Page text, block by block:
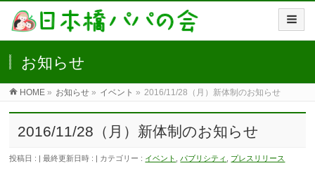
お知らせ
HOME » お知らせ » イベント » 2016/11/28（月）新体制のお知らせ
2016/11/28（月）新体制のお知らせ
投稿日 : 最終更新日時 : カテゴリー : イベント パブリシティ プレスリリース